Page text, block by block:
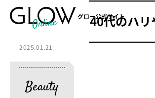
グロー公式サイト
2025.01.21
Beauty
40代のハ